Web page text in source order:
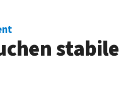
stabile